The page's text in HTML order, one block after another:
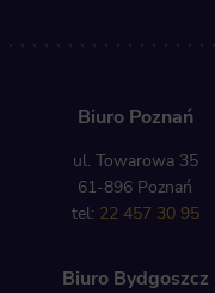
Biuro Poznań
ul. Towarowa 35
61-896 Poznań
tel: 22 457 30 95
Biuro Bydgoszcz